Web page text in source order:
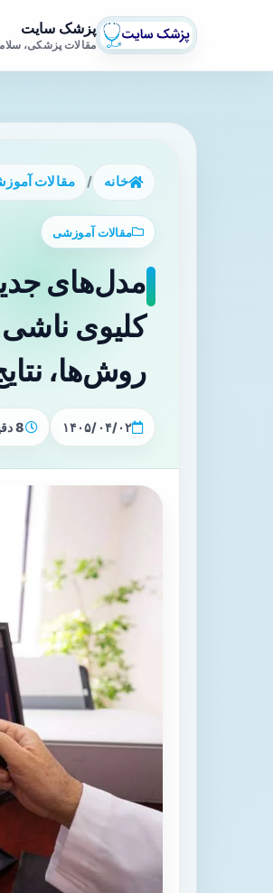
پزشک سایت
مقالات پزشکی،
خانه / مقالات
مقالات آموزشی
مدل‌های
روش‌ها،
۱۴۰۵/۰۴/۰۲ 8 دقیقه